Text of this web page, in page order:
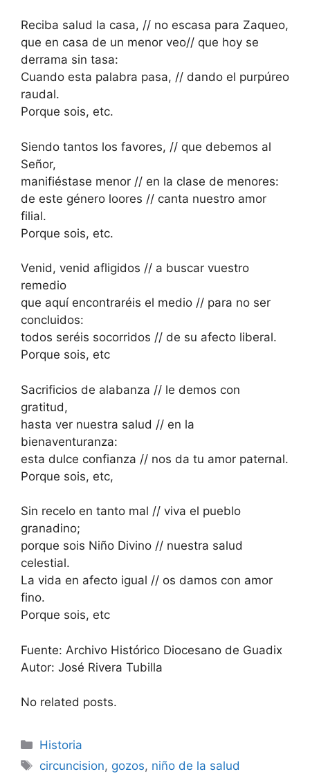
Reciba salud la casa, // no escasa para Zaqueo,
que en casa de un menor veo// que hoy se
derrama sin tasa:
Cuando esta palabra pasa, // dando el purpúreo
raudal.
Porque sois, etc.
Siendo tantos los favores, // que debemos al
Señor,
manifiéstase menor // en la clase de menores:
de este género loores // canta nuestro amor
filial.
Porque sois, etc.
Venid, venid afligidos // a buscar vuestro
remedio
que aquí encontraréis el medio // para no ser
concluidos:
todos seréis socorridos // de su afecto liberal.
Porque sois, etc
Sacrificios de alabanza // le demos con
gratitud,
hasta ver nuestra salud // en la
bienaventuranza:
esta dulce confianza // nos da tu amor paternal.
Porque sois, etc,
Sin recelo en tanto mal // viva el pueblo
granadino;
porque sois Niño Divino // nuestra salud
celestial.
La vida en afecto igual // os damos con amor
fino.
Porque sois, etc
Fuente: Archivo Histórico Diocesano de Guadix
Autor: José Rivera Tubilla
No related posts.
Categorías
Historia
Etiquetas
circuncision, gozos, niño de la salud